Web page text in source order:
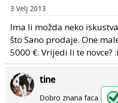
3 Velj 2013
Ima li možda neko
što Sano prodaje. One
5000 €. Vrijedi li te novce?
tine
Dobro znana faca